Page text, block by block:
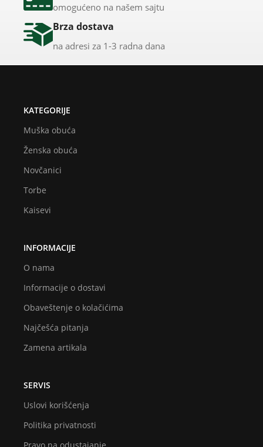
omogućeno na našem sajtu
Brza dostava
na adresi za 1-3 radna dana
KATEGORIJE
Muška obuća
Ženska obuća
Novčanici
Torbe
Kaisevi
INFORMACIJE
O nama
Informacije o dostavi
Obaveštenje o kolačićima
Najčešća pitanja
Zamena artikala
SERVIS
Uslovi korišćenja
Politika privatnosti
Pravo na odustajanje